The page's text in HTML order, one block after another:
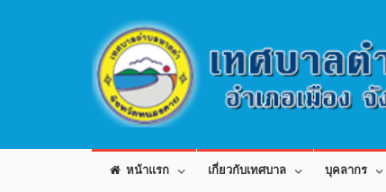
หน้าแรก เกี่ยวกับเทศบาล บุคลากร